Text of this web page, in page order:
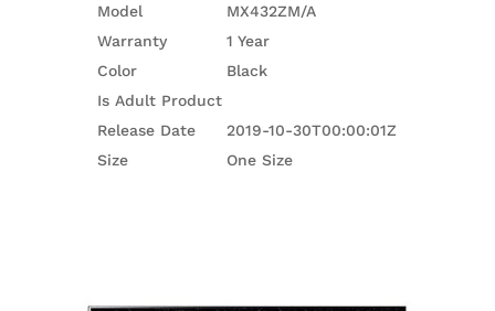
Model
MX432ZM/A
Warranty
1 Year
Color
Black
Is Adult Product
Release Date
2019-10-30T00:00:01Z
Size
One Size